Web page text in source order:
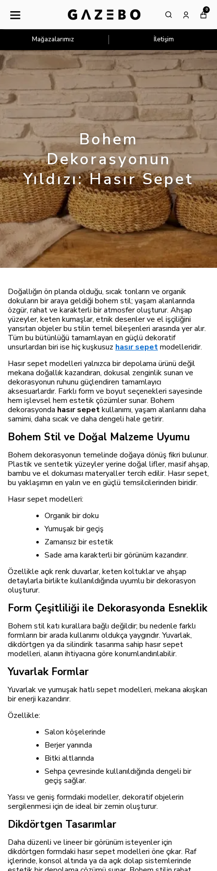
0
Mağazalarımız İletişim
Bohem
Dekorasyonun
Yıldızı: Hasır Sepet
Doğallığın ön planda olduğu, sıcak tonların ve organik
dokuların bir araya geldiği bohem stil; yaşam alanlarında
özgür, rahat ve karakterli bir atmosfer oluşturur. Ahşap
yüzeyler, keten kumaşlar, etnik desenler ve el işçiliğini
yansıtan objeler bu stilin temel bileşenleri arasında yer alır.
Tüm bu bütünlüğü tamamlayan en güçlü dekoratif
unsurlardan biri ise hiç kuşkusuz hasır sepetmodelleridir.
Hasır sepet modelleri yalnızca bir depolama ürünü değil
mekana doğallık kazandıran, dokusal zenginlik sunan ve
dekorasyonun ruhunu güçlendiren tamamlayıcı
aksesuarlardır. Farklı form ve boyut seçenekleri sayesinde
hem işlevsel hem estetik çözümler sunar. Bohem
dekorasyonda hasır sepetkullanımı, yaşam alanlarını daha
samimi, daha sıcak ve daha dengeli hale getirir.
Bohem Stil ve Doğal Malzeme Uyumu
Bohem dekorasyonun temelinde doğaya dönüş fikri bulunur.
Plastik ve sentetik yüzeyler yerine doğal lifler, masif ahşap,
bambu ve el dokuması materyaller tercih edilir. Hasır sepet,
bu yaklaşımın en yalın ve en güçlü temsilcilerinden biridir.
Hasır sepet modelleri:
Organik bir doku
Yumuşak bir geçiş
Zamansız bir estetik
Sade ama karakterli bir görünüm kazandırır.
Özellikle açık renk duvarlar, keten koltuklar ve ahşap
detaylarla birlikte kullanıldığında uyumlu bir dekorasyon
oluşturur.
Form Çeşitliliği ile Dekorasyonda Esneklik
Bohem stil katı kurallara bağlı değildir; bu nedenle farklı
formların bir arada kullanımı oldukça yaygındır. Yuvarlak,
dikdörtgen ya da silindirik tasarıma sahip hasır sepet
modelleri, alanın ihtiyacına göre konumlandırılabilir.
Yuvarlak Formlar
Yuvarlak ve yumuşak hatlı sepet modelleri, mekana akışkan
bir enerji kazandırır.
Özellikle:
Salon köşelerinde
Berjer yanında
Bitki altlarında
Sehpa çevresinde kullanıldığında dengeli bir
geçiş sağlar.
Yassı ve geniş formdaki modeller, dekoratif objelerin
sergilenmesi için de ideal bir zemin oluşturur.
Dikdörtgen Tasarımlar
Daha düzenli ve lineer bir görünüm isteyenler için
dikdörtgen formdaki hasır sepet modelleri öne çıkar. Raf
içlerinde, konsol altında ya da açık dolap sistemlerinde